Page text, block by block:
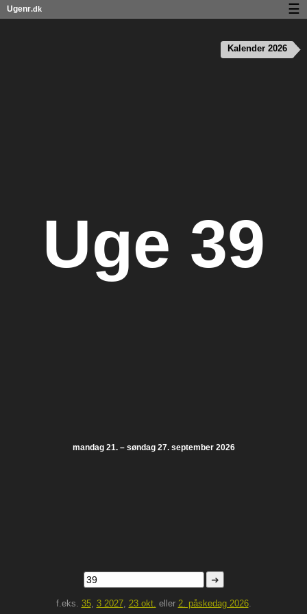
Uge 39
mandag 21. – søndag 27. september 2026
➜
f.eks. 35, 3 2027, 23 okt. eller 2. påskedag 2026.
Kalender 2026
Ugenr.dk ☰